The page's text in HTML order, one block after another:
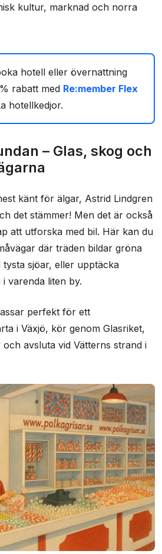
kultur, marknad och norra
hotell eller övernattning
rabatt med Re:member Flex
hotellkedjor.
– Glas, skog och
känt för älgar, Astrid Lindgren
det stämmer! Men det är också
att utforska med bil. Här kan du
där träden bildar gröna
sjöar, eller upptäcka
varenda liten by.
perfekt för ett
i Växjö, kör genom Glasriket,
avsluta vid Vätterns strand i